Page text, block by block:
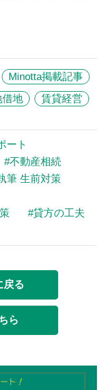
Minotta掲載記事
借地
賃貸経営
ート
不動産相続
筆 生前対策
貸方の工夫
戻る
ら